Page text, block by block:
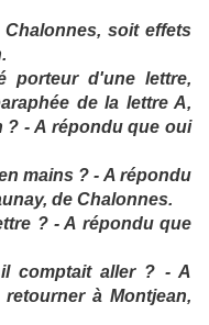
soit effets
porteur d'une lettre,
de la lettre A,
? - A répondu que oui
mains ? - A répondu
de Chalonnes.
? - A répondu que
comptait aller ? - A
à Montjean,